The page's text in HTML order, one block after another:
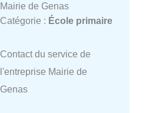
Mairie de Genas
Catégorie : École primaire
Contact du service de
l'entreprise Mairie de
Genas